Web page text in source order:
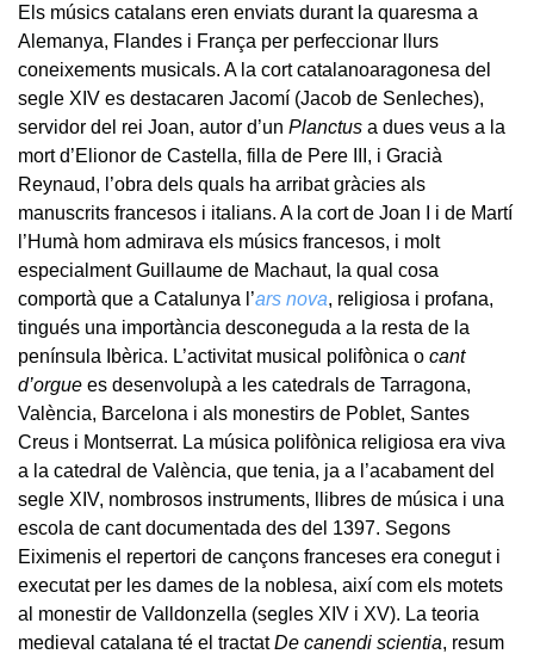
Els músics catalans eren enviats durant la quaresma a
Alemanya, Flandes i França per perfeccionar llurs
coneixements musicals. A la cort catalanoaragonesa del
segle XIV es destacaren Jacomí (Jacob de Senleches),
servidor del rei Joan, autor d’un Planctus a dues veus a la
mort d’Elionor de Castella, filla de Pere III, i Gracià
Reynaud, l’obra dels quals ha arribat gràcies als
manuscrits francesos i italians. A la cort de Joan I i de Martí
l’Humà hom admirava els músics francesos, i molt
especialment Guillaume de Machaut, la qual cosa
comportà que a Catalunya l’ars nova, religiosa i profana,
tingués una importància desconeguda a la resta de la
península Ibèrica. L’activitat musical polifònica o cant
d’orgue es desenvolupà a les catedrals de Tarragona,
València, Barcelona i als monestirs de Poblet, Santes
Creus i Montserrat. La música polifònica religiosa era viva
a la catedral de València, que tenia, ja a l’acabament del
segle XIV, nombrosos instruments, llibres de música i una
escola de cant documentada des del 1397. Segons
Eiximenis el repertori de cançons franceses era conegut i
executat per les dames de la noblesa, així com els motets
al monestir de Valldonzella (segles XIV i XV). La teoria
medieval catalana té el tractatDe canendi scientia, resum